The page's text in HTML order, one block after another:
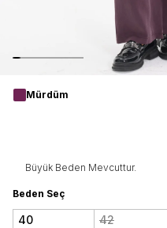
Mürdüm
Büyük Beden Mevcuttur.
Beden Seç
40 42